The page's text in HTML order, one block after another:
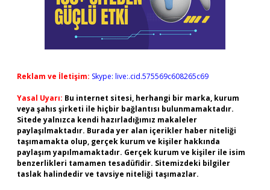
Reklam ve İletişim: Skype: live:.cid.575569c608265c69
Yasal Uyarı: Bu internet sitesi, herhangi bir marka, kurum
veya şahıs şirketi ile hiçbir bağlantısı bulunmamaktadır.
Sitede yalnızca kendi hazırladığımız makaleler
paylaşılmaktadır. Burada yer alan içerikler haber niteliği
taşımamakta olup, gerçek kurum ve kişiler hakkında
paylaşım yapılmamaktadır. Gerçek kurum ve kişiler ile isim
benzerlikleri tamamen tesadüfidir. Sitemizdeki bilgiler
taslak halindedir ve tavsiye niteliği taşımazlar.